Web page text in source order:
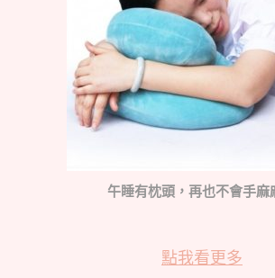
午睡有枕頭，再也不會手麻
點我看更多